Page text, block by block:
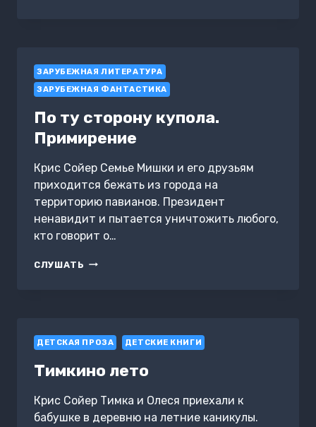
ЗАРУБЕЖНАЯ ЛИТЕРАТУРА
ЗАРУБЕЖНАЯ ФАНТАСТИКА
По ту сторону купола.
Примирение
Крис Сойер Семье Мишки и его друзьям
приходится бежать из города на
территорию павианов. Президент
ненавидит и пытается уничтожить любого,
кто говорит о…
СЛУШАТЬ ПО
ДЕТСКАЯ ПРОЗА ДЕТСКИЕ КНИГИ
Тимкино лето
Крис Сойер Тимка и Олеся приехали к
бабушке в деревню на летние каникулы.